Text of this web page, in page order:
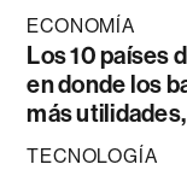
ECONOMÍA
Los 10 países
en donde los
más
TECNOLOGÍA